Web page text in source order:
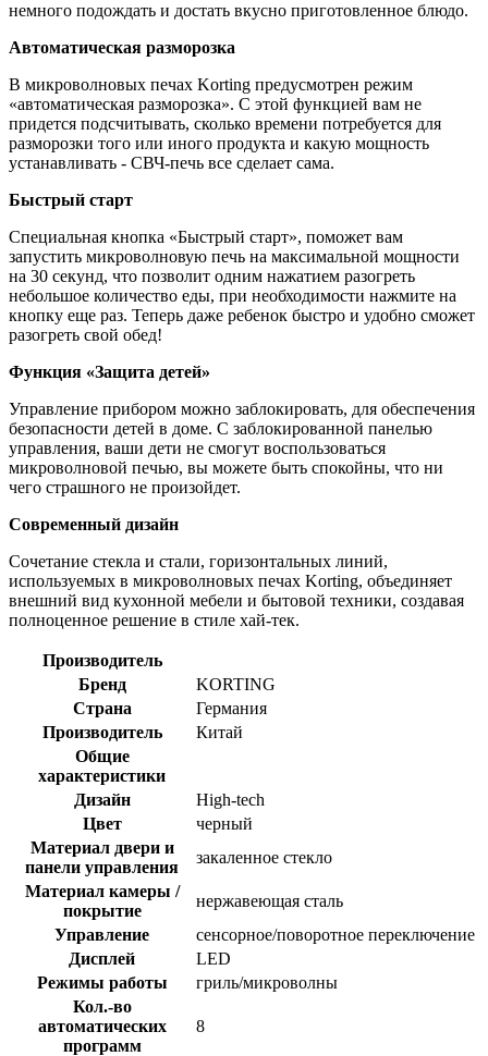
немного подождать и достать вкусно приготовленное блюдо.
Автоматическая разморозка
В микроволновых печах Korting предусмотрен режим
«автоматическая разморозка». С этой функцией вам не
придется подсчитывать, сколько времени потребуется для
разморозки того или иного продукта и какую мощность
устанавливать - СВЧ-печь все сделает сама.
Быстрый старт
Специальная кнопка «Быстрый старт», поможет вам
запустить микроволновую печь на максимальной мощности
на 30 секунд, что позволит одним нажатием разогреть
небольшое количество еды, при необходимости нажмите на
кнопку еще раз. Теперь даже ребенок быстро и удобно сможет
разогреть свой обед!
Функция «Защита детей»
Управление прибором можно заблокировать, для обеспечения
безопасности детей в доме. С заблокированной панелью
управления, ваши дети не смогут воспользоваться
микроволновой печью, вы можете быть спокойны, что ни
чего страшного не произойдет.
Современный дизайн
Сочетание стекла и стали, горизонтальных линий,
используемых в микроволновых печах Korting, объединяет
внешний вид кухонной мебели и бытовой техники, создавая
полноценное решение в стиле хай-тек.
Производитель
Бренд
KORTING
Страна
Германия
Производитель
Китай
Общие
характеристики
Дизайн
High-tech
Цвет
черный
Материал двери и
панели управления
закаленное стекло
Материал камеры /
покрытие
нержавеющая сталь
Управление
сенсорное/поворотное переключение
Дисплей
LЕD
Режимы работы
гриль/микроволны
Кол.-во
автоматических
программ
8